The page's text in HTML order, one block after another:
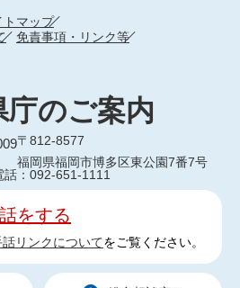
トマップ
免責事項・リンク等
庁のご案内
〒812-8577
福岡県福岡市博多区東公園7番7号
話：092-651-1111
をする
話リンクについてをご覧ください。